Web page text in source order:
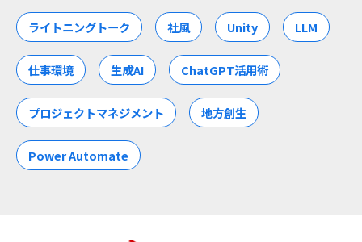
ライトニングトーク 社風 Unity LLM
仕事環境 生成AI ChatGPT活用術
プロジェクトマネジメント 地方創生
Power Automate